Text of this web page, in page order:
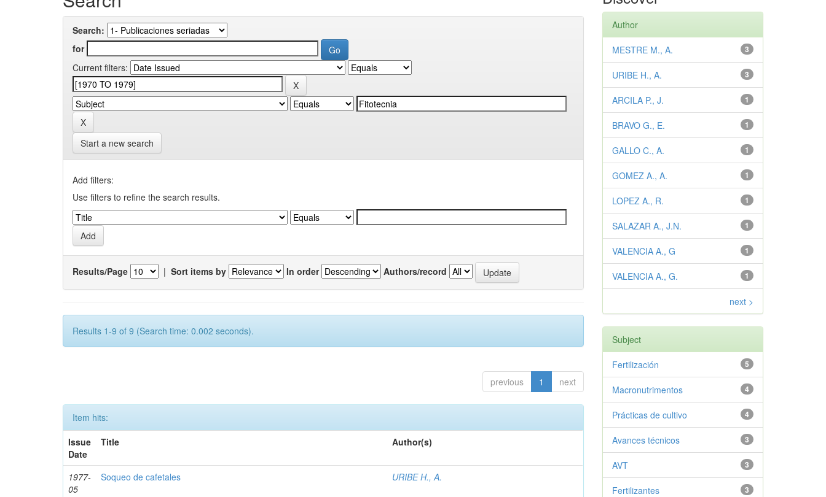
Search:
for
Current filters:
Start a new search
Add filters:
Use filters to refine the search results.
Results/Page | Sort items by In order Authors/record
Results 1-9 of 9 (Search time: 0.002 seconds).
previous 1 next
Item hits:
Issue
Date
Title Author(s)
1977-
05
Soqueo de cafetales URIBE H., A.
Author
3
MESTRE M., A.
3
URIBE H., A.
1
ARCILA P., J.
1
BRAVO G., E.
1
GALLO C., A.
1
GOMEZ A., A.
1
LOPEZ A., R.
1
SALAZAR A., J.N.
1
VALENCIA A., G
1
VALENCIA A., G.
next >
Subject
5
Fertilización
4
Macronutrimentos
4
Prácticas de cultivo
3
Avances técnicos
3
AVT
3
Fertilizantes